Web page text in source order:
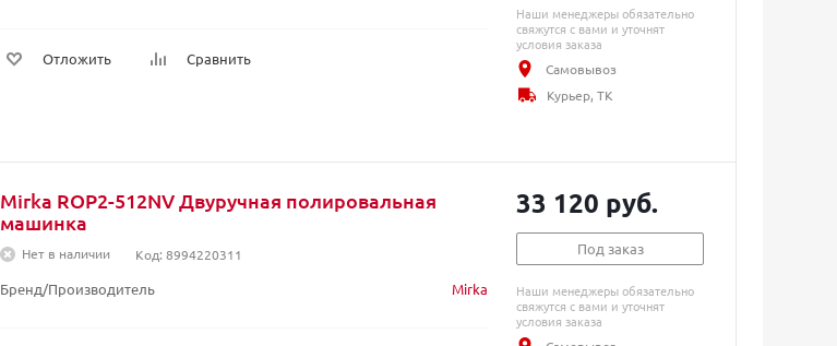
Отложить Сравнить
Наши менеджеры обязательно
свяжутся с вами и уточнят
условия заказа
Самовывоз
Курьер, ТК
Mirka ROP2-512NV Двуручная полировальная
машинка
Нет в наличии Код: 8994220311
Бренд/Производитель Mirka
33 120 руб.
Под заказ
Наши менеджеры обязательно
свяжутся с вами и уточнят
условия заказа